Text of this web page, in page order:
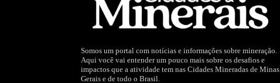
Somos um portal com notícias e informações sobre mineração.
Aqui você vai entender um pouco mais sobre os desafios e
impactos que a atividade tem nas Cidades Mineradas de Minas
Gerais e de todo o Brasil.